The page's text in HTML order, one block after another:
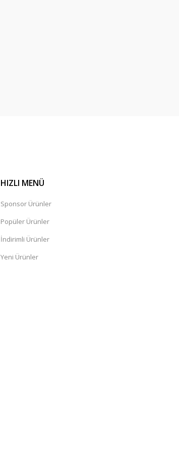
HIZLI MENÜ
Sponsor Ürünler
Popüler Ürünler
İndirimli Ürünler
Yeni Ürünler